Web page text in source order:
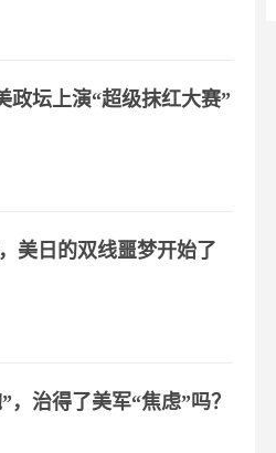
政坛上演“超级抹红大赛”
美日的双线噩梦开始了
，治得了美军“焦虑”吗？